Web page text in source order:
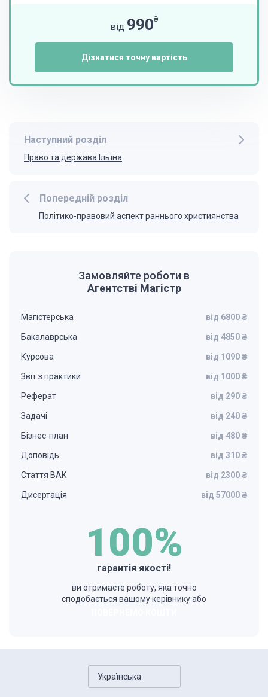
від 990₴
Дізнатися точну вартість
Попередній розділ
Політико-правовий аспект раннього християнства
Наступний розділ
Право та держава Ільїна
Замовляйте роботи в
Агентстві Магістр
Магістерська від 6800 ₴
Бакалаврська від 4850 ₴
Курсова від 1090 ₴
Звіт з практики від 1000 ₴
Реферат від 290 ₴
Задачі від 240 ₴
Бізнес-план від 480 ₴
Доповідь від 310 ₴
Стаття ВАК від 2300 ₴
Дисертація від 57000 ₴
100%
гарантія якості!
ви отримаєте роботу, яка точно
сподобається вашому керівнику або
Українська